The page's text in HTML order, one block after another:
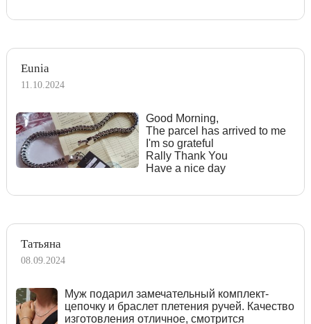
Eunia
11.10.2024
Good Morning,
The parcel has arrived to me
I'm so grateful
Rally Thank You
Have a nice day
Татьяна
08.09.2024
Муж подарил замечательный комплект-
цепочку и браслет плетения ручей. Качество
изготовления отличное, смотрится